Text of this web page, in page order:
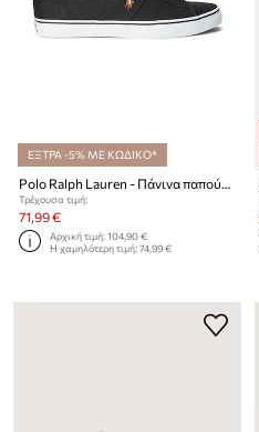
ΕΞΤΡΑ -5% ΜΕ ΚΩΔΙΚΟ*
Polo Ralph Lauren - Πάνινα παπούτσια
Τρέχουσα τιμή:
71,99 €
Αρχική τιμή:104,90 €
Η χαμηλότερη τιμή:74,99 €